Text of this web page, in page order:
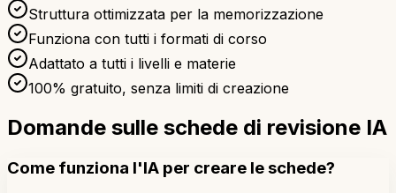
Struttura ottimizzata per la memorizzazione
Funziona con tutti i formati di corso
Adattato a tutti i livelli e materie
100% gratuito, senza limiti di creazione
Domande sulle schede di revisione IA
Come funziona l'IA per creare le schede?